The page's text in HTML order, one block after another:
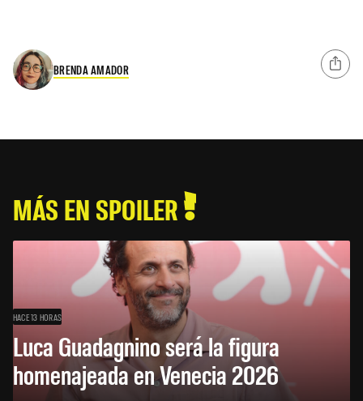
BRENDA AMADOR
MÁS EN SPOILER
HACE 13 HORAS
Luca Guadagnino será la figura
homenajeada en Venecia 2026